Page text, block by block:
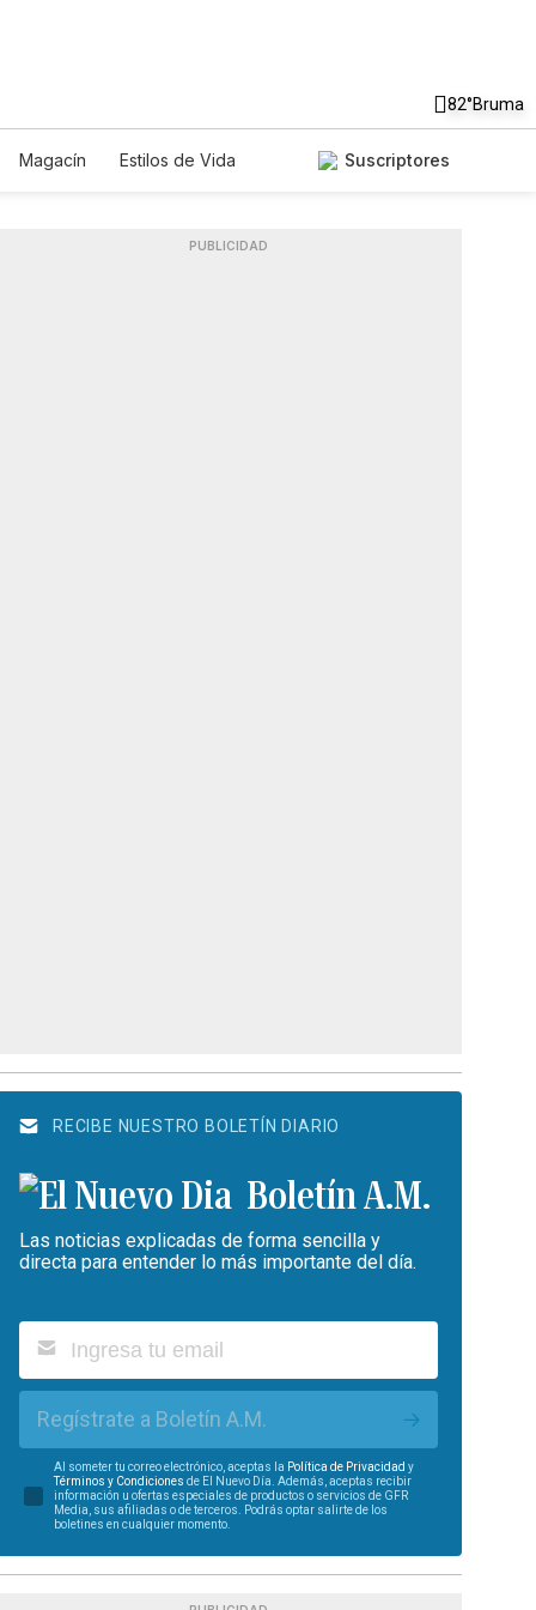
82°Bruma
Magacín
Estilos de Vida
Suscriptores
PUBLICIDAD
RECIBE NUESTRO BOLETÍN DIARIO
Boletín A.M.
Las noticias explicadas de forma sencilla y
directa para entender lo más importante del día.
Regístrate a Boletín A.M.
Al someter tu correo electrónico, aceptas la Política de Privacidad y
Términos y Condiciones de El Nuevo Día. Además, aceptas recibir
información u ofertas especiales de productos o servicios de GFR
Media, sus afiliadas o de terceros. Podrás optar salirte de los
boletines en cualquier momento.